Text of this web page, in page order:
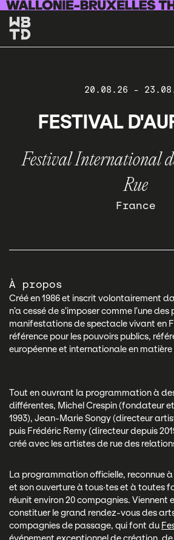
Aller au contenu principal
20.08.26 -
FESTIVAL
Festival International
Rue
France
À propos
Créé en 1986 et inscrit volontairement
n’a cessé de s’imposer comme l’une
manifestations de spectacle vivant en
référence pour les pouvoirs publics,
européenne et internationale en
Tout en ouvrant la programmation à
différentes, Michel Crespin (fondateur
1993), Jean-Marie Songy (directeur
puis Frédéric Remy (directeur depuis
créé avec les artistes de rue des
La programmation officielle, reconnue
et son ouverture à tous·tes et à toutes
réunit environ 20 compagnies. Viennent
constituer le grand rendez-vous des
compagnies de passage, qui font du